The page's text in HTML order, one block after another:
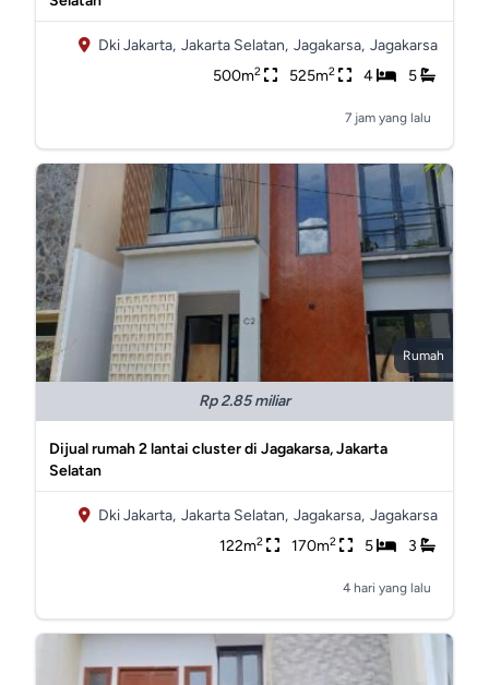
Dki Jakarta, Jakarta Selatan, Jagakarsa, Jagakarsa
500m2 525m2 4 5
7 jam yang lalu
Rumah
Rp 2.85 miliar
Dijual rumah 2 lantai cluster di Jagakarsa, Jakarta
Selatan
Dki Jakarta, Jakarta Selatan, Jagakarsa, Jagakarsa
122m2 170m2 5 3
4 hari yang lalu